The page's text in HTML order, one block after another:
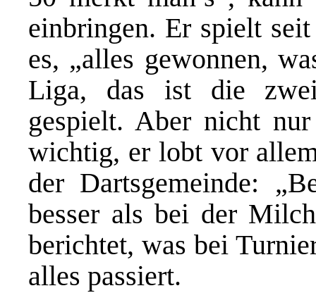
einbringen. Er spielt
es, „alles gewonnen,
Liga, das ist die
gespielt. Aber nicht
wichtig, er lobt vor
der Dartsgemeinde:
besser als bei der
berichtet, was bei
alles passiert.